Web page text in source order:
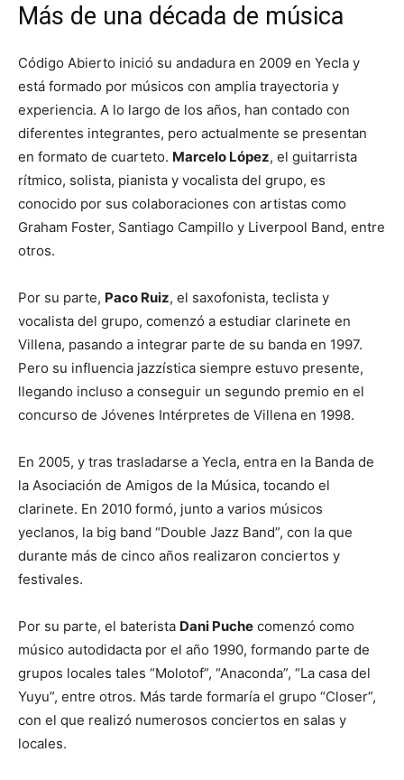
Más de una década de música
Código Abierto inició su andadura en 2009 en Yecla y
está formado por músicos con amplia trayectoria y
experiencia. A lo largo de los años, han contado con
diferentes integrantes, pero actualmente se presentan
en formato de cuarteto. Marcelo López, el guitarrista
rítmico, solista, pianista y vocalista del grupo, es
conocido por sus colaboraciones con artistas como
Graham Foster, Santiago Campillo y Liverpool Band, entre
otros.
Por su parte, Paco Ruiz, el saxofonista, teclista y
vocalista del grupo, comenzó a estudiar clarinete en
Villena, pasando a integrar parte de su banda en 1997.
Pero su influencia jazzística siempre estuvo presente,
llegando incluso a conseguir un segundo premio en el
concurso de Jóvenes Intérpretes de Villena en 1998.
En 2005, y tras trasladarse a Yecla, entra en la Banda de
la Asociación de Amigos de la Música, tocando el
clarinete. En 2010 formó, junto a varios músicos
yeclanos, la big band “Double Jazz Band”, con la que
durante más de cinco años realizaron conciertos y
festivales.
Por su parte, el baterista Dani Puche comenzó como
músico autodidacta por el año 1990, formando parte de
grupos locales tales “Molotof”, “Anaconda”, “La casa del
Yuyu”, entre otros. Más tarde formaría el grupo “Closer”,
con el que realizó numerosos conciertos en salas y
locales.